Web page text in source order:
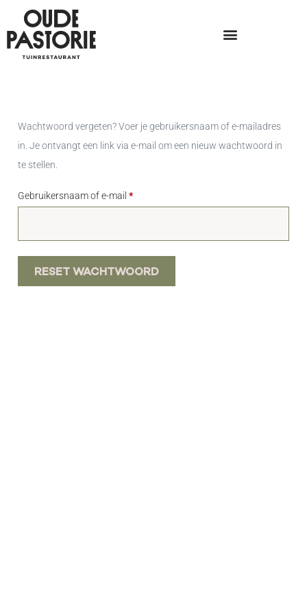
Wachtwoord vergeten? Voer je gebruikersnaam of e-mailadres
in. Je ontvangt een link via e-mail om een nieuw wachtwoord in
te stellen.
Gebruikersnaam of e-mail *
RESET WACHTWOORD